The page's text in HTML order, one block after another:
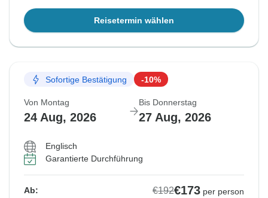
Reisetermin wählen
Sofortige Bestätigung -10%
Von Montag
24 Aug, 2026
Bis Donnerstag
27 Aug, 2026
Englisch
Garantierte Durchführung
Ab: €192€173 per person